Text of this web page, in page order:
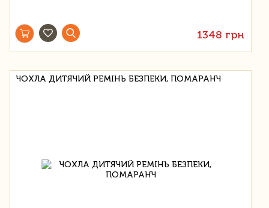
1348 грн
ЧОХЛА ДИТЯЧИЙ РЕМІНЬ БЕЗПЕКИ, ПОМАРАНЧ